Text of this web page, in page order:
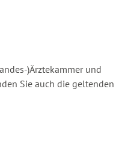
)Ärztekammer und
Sie auch die geltenden